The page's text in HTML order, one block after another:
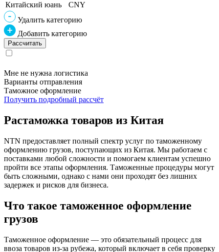
Китайский юань
CNY
Удалить категорию
Добавить категорию
Мне не нужна логистика
Варианты отправления
Таможное оформление
Получить подробный рассчёт
Растаможка товаров из Китая
NTN предоставляет полный спектр услуг по таможенному
оформлению грузов, поступающих из Китая. Мы работаем с
поставками любой сложности и помогаем клиентам успешно
пройти все этапы оформления. Таможенные процедуры могут
быть сложными, однако с нами они проходят без лишних
задержек и рисков для бизнеса.
Что такое таможенное оформление
грузов
Таможенное оформление — это обязательный процесс для
ввоза товаров из-за рубежа, который включает в себя проверку